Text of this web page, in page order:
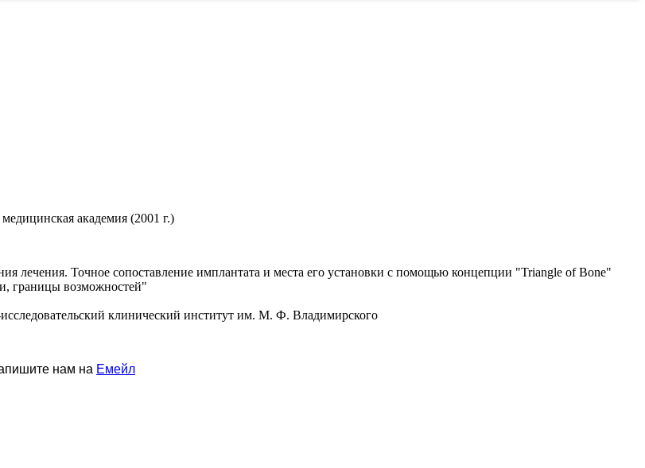
академия (2001 г.)
лечения. Точное сопоставление имплантата и места его установки с помощью концепции "Triangle of Bone"
границы возможностей"
клинический институт им. М. Ф. Владимирского
нам на Емейл